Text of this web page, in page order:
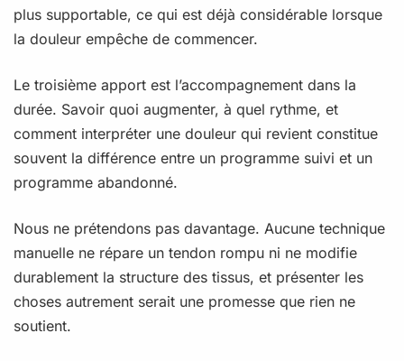
plus supportable, ce qui est déjà considérable lorsque
la douleur empêche de commencer.
Le troisième apport est l’accompagnement dans la
durée. Savoir quoi augmenter, à quel rythme, et
comment interpréter une douleur qui revient constitue
souvent la différence entre un programme suivi et un
programme abandonné.
Nous ne prétendons pas davantage. Aucune technique
manuelle ne répare un tendon rompu ni ne modifie
durablement la structure des tissus, et présenter les
choses autrement serait une promesse que rien ne
soutient.